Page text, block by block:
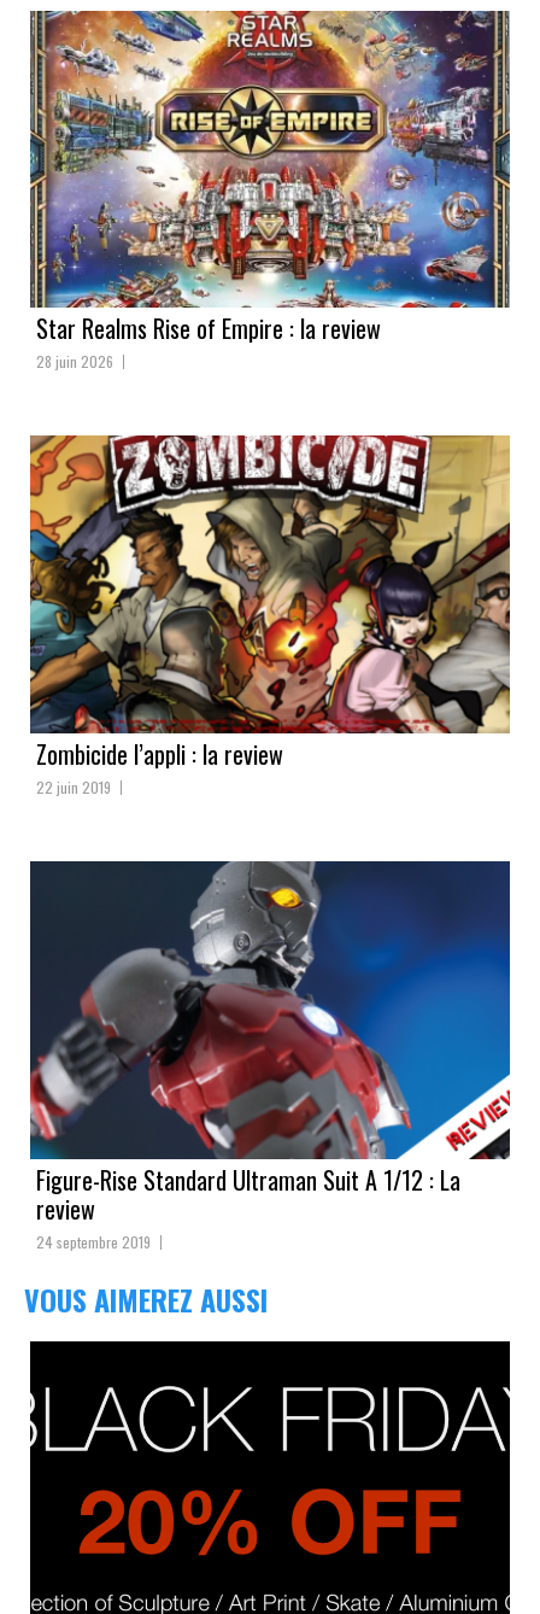
Star Realms Rise of Empire : la review
28 juin 2026
Zombicide l’appli : la review
22 juin 2019
Figure-Rise Standard Ultraman Suit A 1/12 : La
review
24 septembre 2019
VOUS AIMEREZ AUSSI